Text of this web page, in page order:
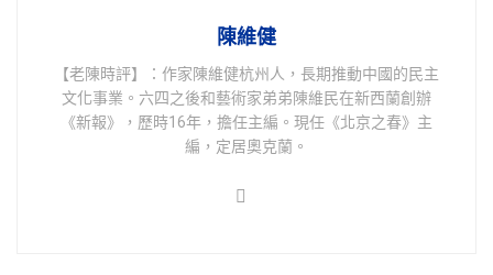
陳維健
【老陳時評】：作家陳維健杭州人，長期推動中國的民主
文化事業。六四之後和藝術家弟弟陳維民在新西蘭創辦
《新報》，歷時16年，擔任主編。現任《北京之春》主
編，定居奧克蘭。